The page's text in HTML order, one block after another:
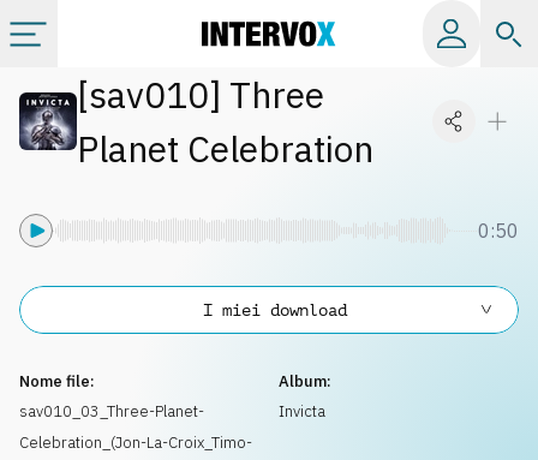
Categorie
[sav010] Three
Planet Celebration
0:50
Nome file:
sav010_03_Three-Planet-
Celebration_(Jon-La-Croix_Timo-
Album:
Invicta
I miei download